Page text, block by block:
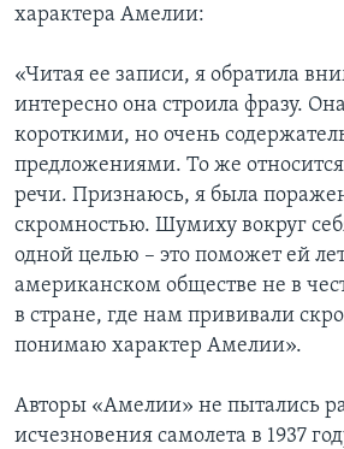
характера Амелии:
«Читая ее записи, я обратила
интересно она строила фразу.
короткими, но очень
предложениями. То же
речи. Признаюсь, я была
скромностью. Шумиху вокруг
одной целью – это поможет ей
американском обществе не в
в стране, где нам прививали
понимаю характер Амелии».
Авторы «Амелии» не пытались
исчезновения самолета в 1937